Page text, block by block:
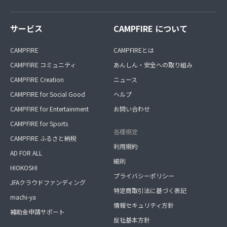
サービス
CAMPFIRE
CAMPFIRE コミュニティ
CAMPFIRE Creation
CAMPFIRE for Social Good
CAMPFIRE for Entertainment
CAMPFIRE for Sports
CAMPFIRE ふるさと納税
AD FOR ALL
HIOKOSHI
JFAクラウドファンディング
machi-ya
補助金申請サポート
CAMPFIRE について
CAMPFIREとは
あんしん・安全への取り組み
ニュース
ヘルプ
お問い合わせ
各種規定
利用規約
細則
プライバシーポリシー
特定商取引法に基づく表記
情報セキュリティ方針
反社基本方針